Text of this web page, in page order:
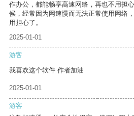
作办公，都能畅享高速网络，再也不用担
候，经常因为网速慢而无法正常使用网络
用担心了。
2025-01-01
游客
我喜欢这个软件 作者加油
2025-01-01
游客